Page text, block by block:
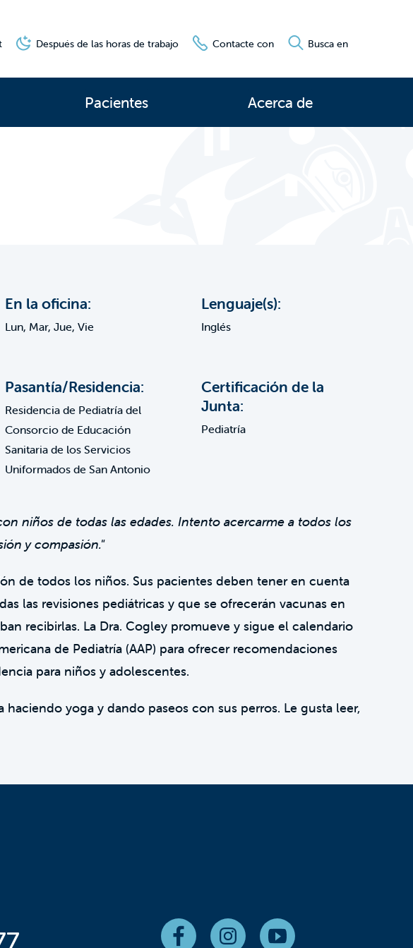
Pacientes Acerca de
Después de las horas de trabajo Contacte con Busca en
En la oficina:
Lun, Mar, Jue, Vie
Lenguaje(s):
Inglés
Pasantía/Residencia:
Residencia de Pediatría del
Consorcio de Educación
Sanitaria de los Servicios
Uniformados de San Antonio
Certificación de la
Junta:
Pediatría
niños de todas las edades. Intento acercarme a todos los
y compasión."
de todos los niños. Sus pacientes deben tener en cuenta
las revisiones pediátricas y que se ofrecerán vacunas en
recibirlas. La Dra. Cogley promueve y sigue el calendario
de Pediatría (AAP) para ofrecer recomendaciones
para niños y adolescentes.
haciendo yoga y dando paseos con sus perros. Le gusta leer,